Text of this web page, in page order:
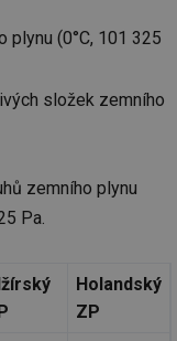
(0°C, 101 325
složek zemního
zemního plynu
Pa.
Holandský
ZP